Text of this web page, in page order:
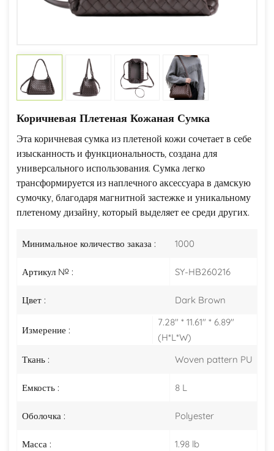
Коричневая Плетеная Кожаная Сумка
Эта коричневая сумка из плетеной кожи сочетает в себе
изысканность и функциональность, создана для
универсального использования. Сумка легко
трансформируется из наплечного аксессуара в дамскую
сумочку, благодаря магнитной застежке и уникальному
плетеному дизайну, который выделяет ее среди других.
Минимальное количество заказа : 1000
Артикул № : SY-HB260216
Цвет : Dark Brown
Измерение :
7.28" * 11.61" * 6.89"
(H*L*W)
Ткань :
Woven pattern PU
Емкость : 8 L
Оболочка : Polyester
Масса : 1.98 lb